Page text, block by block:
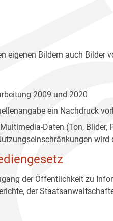
eigenen Bildern auch Bilder
2009 und 2020
ein Nachdruck
Daten (Ton,
wird
der Öffentlichkeit zu
der